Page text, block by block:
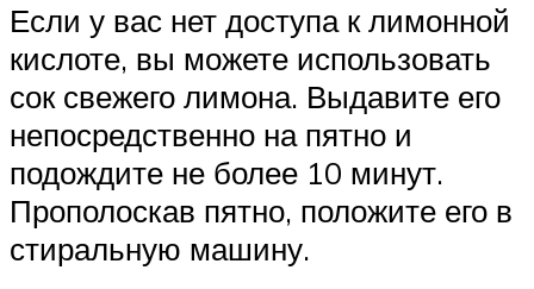
Если у вас нет доступа к лимонной
кислоте, вы можете использовать
сок свежего лимона. Выдавите его
непосредственно на пятно и
подождите не более 10 минут.
Прополоскав пятно, положите его в
стиральную машину.